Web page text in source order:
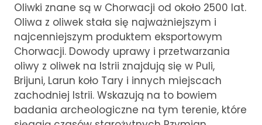
Oliwki znane są w Chorwacji od około 2500 lat.
Oliwa z oliwek stała się najważniejszym i
najcenniejszym produktem eksportowym
Chorwacji. Dowody uprawy i przetwarzania
oliwy z oliwek na Istrii znajdują się w Puli,
Brijuni, Larun koło Tary i innych miejscach
zachodniej Istrii. Wskazują na to bowiem
badania archeologiczne na tym terenie, które